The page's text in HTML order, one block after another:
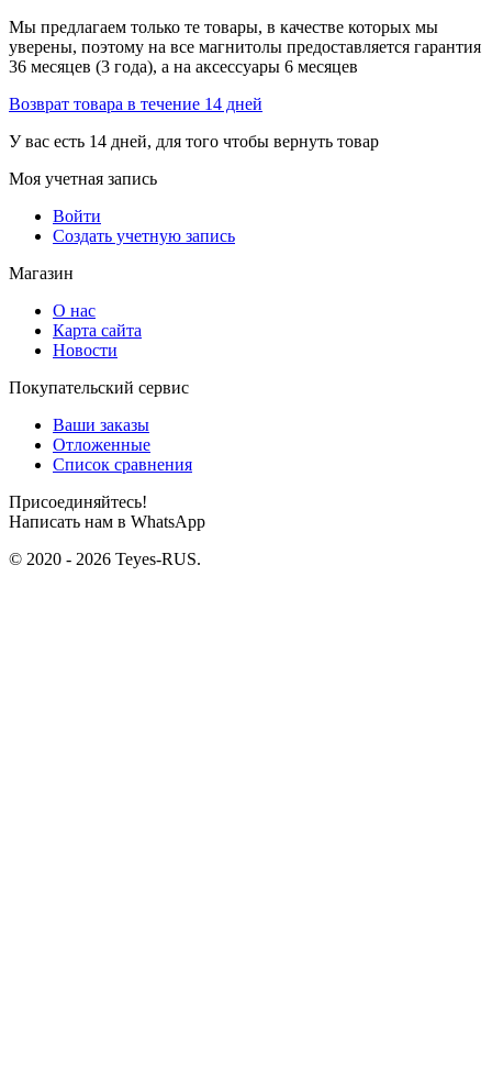
Мы предлагаем только те товары, в качестве которых мы
уверены, поэтому на все магнитолы предоставляется гарантия
36 месяцев (3 года), а на аксессуары 6 месяцев
Возврат товара в течение 14 дней
У вас есть 14 дней, для того чтобы вернуть товар
Моя учетная запись
Войти
Создать учетную запись
Магазин
О нас
Карта сайта
Новости
Покупательский сервис
Ваши заказы
Отложенные
Список сравнения
Присоединяйтесь!
Написать нам в WhatsApp
© 2020 - 2026 Teyes-RUS.